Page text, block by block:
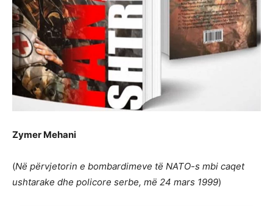
Zymer Mehani
(Në përvjetorin e bombardimeve të NATO-s mbi caqet
ushtarake dhe policore serbe, më 24 mars 1999)